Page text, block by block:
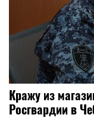
Кражу из
Росгвардии в